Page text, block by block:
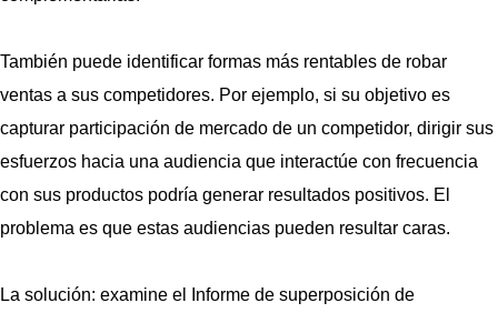
También puede identificar formas más rentables de robar
ventas a sus competidores. Por ejemplo, si su objetivo es
capturar participación de mercado de un competidor, dirigir sus
esfuerzos hacia una audiencia que interactúe con frecuencia
con sus productos podría generar resultados positivos. El
problema es que estas audiencias pueden resultar caras.
La solución: examine el Informe de superposición de